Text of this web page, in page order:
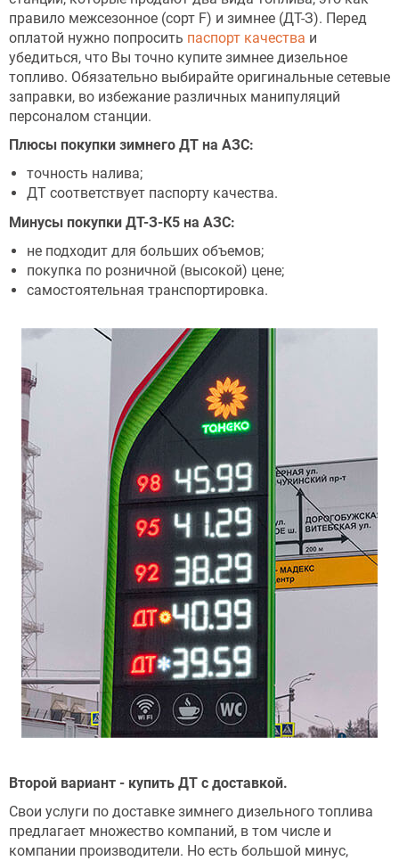
правило межсезонное (сорт F) и зимнее (ДТ-З). Перед
оплатой нужно попросить паспорт качества и
убедиться, что Вы точно купите зимнее дизельное
топливо. Обязательно выбирайте оригинальные сетевые
заправки, во избежание различных манипуляций
персоналом станции.
Плюсы покупки зимнего ДТ на АЗС:
точность налива;
ДТ соответствует паспорту качества.
Минусы покупки ДТ-З-К5 на АЗС:
не подходит для больших объемов;
покупка по розничной (высокой) цене;
самостоятельная транспортировка.
Второй вариант - купить ДТ с доставкой.
Свои услуги по доставке зимнего дизельного топлива
предлагает множество компаний, в том числе и
компании производители. Но есть большой минус,